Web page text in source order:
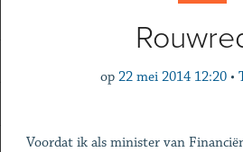
op 22 mei 2014 12:20 •
Voordat ik als minister van